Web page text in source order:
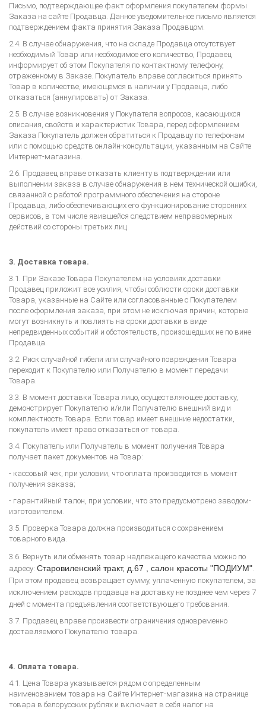
Письмо, подтверждающее факт оформления покупателем формы
Заказа на сайте Продавца. Данное уведомительное письмо является
подтверждением факта принятия Заказа Продавцом.
2.4. В случае обнаружения, что на складе Продавца отсутствует
необходимый Товар или необходимое его количество, Продавец
информирует об этом Покупателя по контактному телефону,
отраженному в Заказе. Покупатель вправе согласиться принять
Товар в количестве, имеющемся в наличии у Продавца, либо
отказаться (аннулировать) от Заказа.
2.5. В случае возникновения у Покупателя вопросов, касающихся
описания, свойств и характеристик Товара, перед оформлением
Заказа Покупатель должен обратиться к Продавцу по телефонам
или с помощью средств онлайн-консультации, указанным на Сайте
Интернет-магазина.
2.6. Продавец вправе отказать клиенту в подтверждении или
выполнении заказа в случае обнаружения в нем технической ошибки,
связанной с работой программного обеспечения на стороне
Продавца, либо обеспечивающих его функционирование сторонних
сервисов, в том числе явившейся следствием неправомерных
действий со стороны третьих лиц.
3. Доставка товара.
3.1. При Заказе Товара Покупателем на условиях доставки
Продавец приложит все усилия, чтобы соблюсти сроки доставки
Товара, указанные на Сайте или согласованные с Покупателем
после оформления заказа, при этом не исключая причин, которые
могут возникнуть и повлиять на сроки доставки в виде
непредвиденных событий и обстоятельств, произошедших не по вине
Продавца.
3.2. Риск случайной гибели или случайного повреждения Товара
переходит к Покупателю или Получателю в момент передачи
Товара.
3.3. В момент доставки Товара лицо, осуществляющее доставку,
демонстрирует Покупателю и/или Получателю внешний вид и
комплектность Товара. Если товар имеет внешние недостатки,
покупатель имеет право отказаться от товара.
3.4. Покупатель или Получатель в момент получения Товара
получает пакет документов на Товар:
- кассовый чек, при условии, что оплата производится в момент
получения заказа;
- гарантийный талон, при условии, что это предусмотрено заводом-
изготовителем.
3.5. Проверка Товара должна производиться с сохранением
товарного вида.
3.6. Вернуть или обменять товар надлежащего качества можно по
адресу: Старовиленский тракт, д.67 , салон красоты "ПОДИУМ"
При этом продавец возвращает сумму, уплаченную покупателем, за
исключением расходов продавца на доставку не позднее чем через 7
дней с момента предъявления соответствующего требования.
3.7. Продавец вправе произвести ограничения одновременно
доставляемого Покупателю товара.
4. Оплата товара.
4.1. Цена Товара указывается рядом с определенным
наименованием товара на Сайте Интернет-магазина на странице
товара в белорусских рублях и включает в себя налог на